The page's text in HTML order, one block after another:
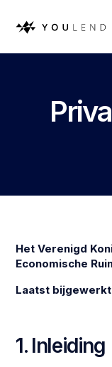
Het Verenigd
Economische
Laatst
1. Inleiding